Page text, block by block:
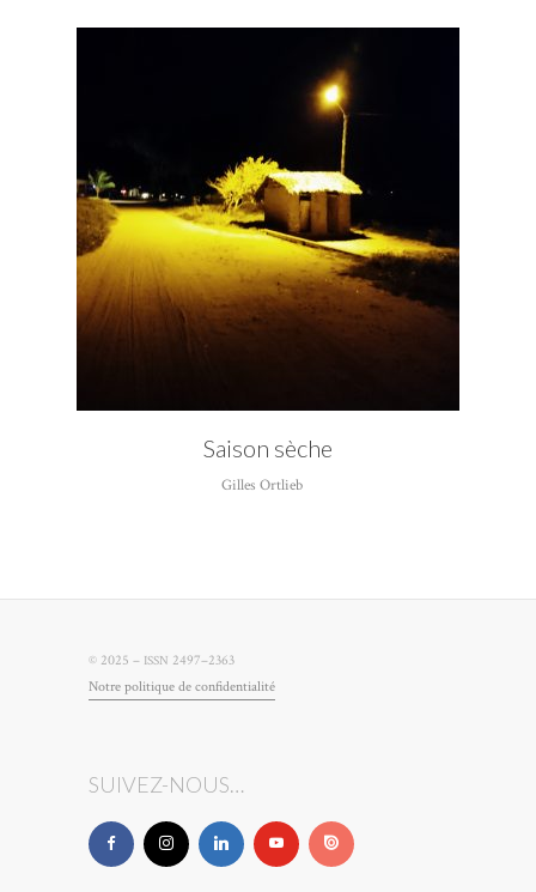
Saison sèche
Gilles Ortlieb
© 2025 – ISSN 2497–2363
Notre poli­tique de confidentialité
SUIVEZ-NOUS…